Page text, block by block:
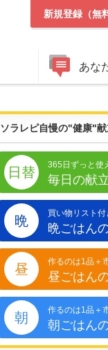
新規登録（無
あな
ソラレピ自慢の"健康"
日替 365日ずっと使
毎日の献
晩 買い物リスト付
晩ごはん
昼 作るのは1品＋
昼ごはん
朝 作るのは1品＋
朝ごはん